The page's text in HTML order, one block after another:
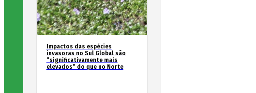
Impactos das espécies
invasoras no Sul Global são
“significativamente mais
elevados” do que no Norte